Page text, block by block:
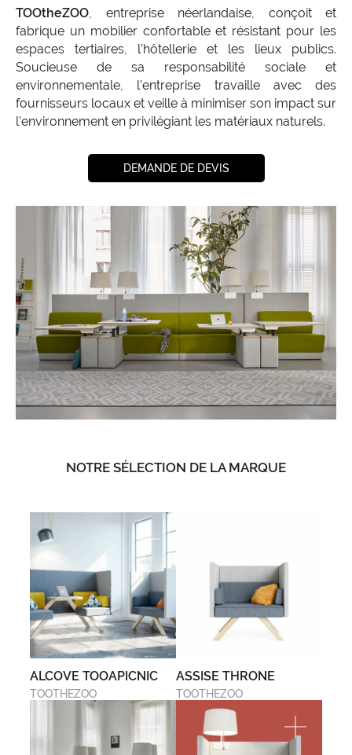
TOOtheZOO , entreprise néerlandaise, conçoit et
fabrique un mobilier confortable et résistant pour les
espaces tertiaires, l’hôtellerie et les lieux publics.
Soucieuse de sa responsabilité sociale et
environnementale, l’entreprise travaille avec des
fournisseurs locaux et veille à minimiser son impact sur
l’environnement en privilégiant les matériaux naturels.
DEMANDE DE DEVIS
NOTRE SÉLECTION DE LA MARQUE
ALCOVE TOOAPICNIC
TOOTHEZOO
ASSISE THRONE
TOOTHEZOO